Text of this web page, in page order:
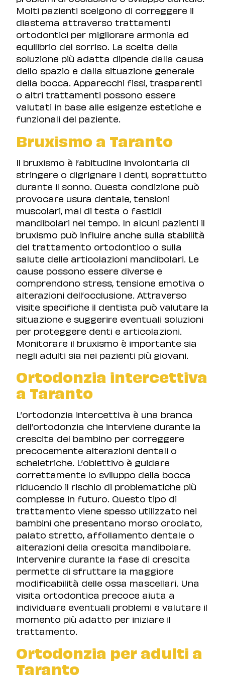
Molti pazienti scelgono di correggere il
diastema attraverso trattamenti
ortodontici per migliorare armonia ed
equilibrio del sorriso. La scelta della
soluzione più adatta dipende dalla causa
dello spazio e dalla situazione generale
della bocca. Apparecchi fissi, trasparenti
o altri trattamenti possono essere
valutati in base alle esigenze estetiche e
funzionali del paziente.
Bruxismo a Taranto
Il bruxismo è l’abitudine involontaria di
stringere o digrignare i denti, soprattutto
durante il sonno. Questa condizione può
provocare usura dentale, tensioni
muscolari, mal di testa o fastidi
mandibolari nel tempo. In alcuni pazienti il
bruxismo può influire anche sulla stabilità
del trattamento ortodontico o sulla
salute delle articolazioni mandibolari. Le
cause possono essere diverse e
comprendono stress, tensione emotiva o
alterazioni dell’occlusione. Attraverso
visite specifiche il dentista può valutare la
situazione e suggerire eventuali soluzioni
per proteggere denti e articolazioni.
Monitorare il bruxismo è importante sia
negli adulti sia nei pazienti più giovani.
Ortodonzia intercettiva
a Taranto
L’ortodonzia intercettiva è una branca
dell’ortodonzia che interviene durante la
crescita del bambino per correggere
precocemente alterazioni dentali o
scheletriche. L’obiettivo è guidare
correttamente lo sviluppo della bocca
riducendo il rischio di problematiche più
complesse in futuro. Questo tipo di
trattamento viene spesso utilizzato nei
bambini che presentano morso crociato,
palato stretto, affollamento dentale o
alterazioni della crescita mandibolare.
Intervenire durante la fase di crescita
permette di sfruttare la maggiore
modificabilità delle ossa mascellari. Una
visita ortodontica precoce aiuta a
individuare eventuali problemi e valutare il
momento più adatto per iniziare il
trattamento.
Ortodonzia per adulti a
Taranto